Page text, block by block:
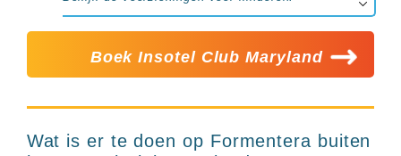
Boek Insotel Club Maryland
Wat is er te doen op Formentera buiten